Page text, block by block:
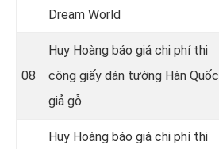
Dream World
08
Huy Hoàng báo giá chi phí thi
công giấy dán tường Hàn Quốc
giả gỗ
Huy Hoàng báo giá chi phí thi